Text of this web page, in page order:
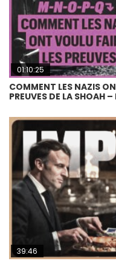
01:10:25
COMMENT LES NAZIS
PREUVES DE LA
39:46